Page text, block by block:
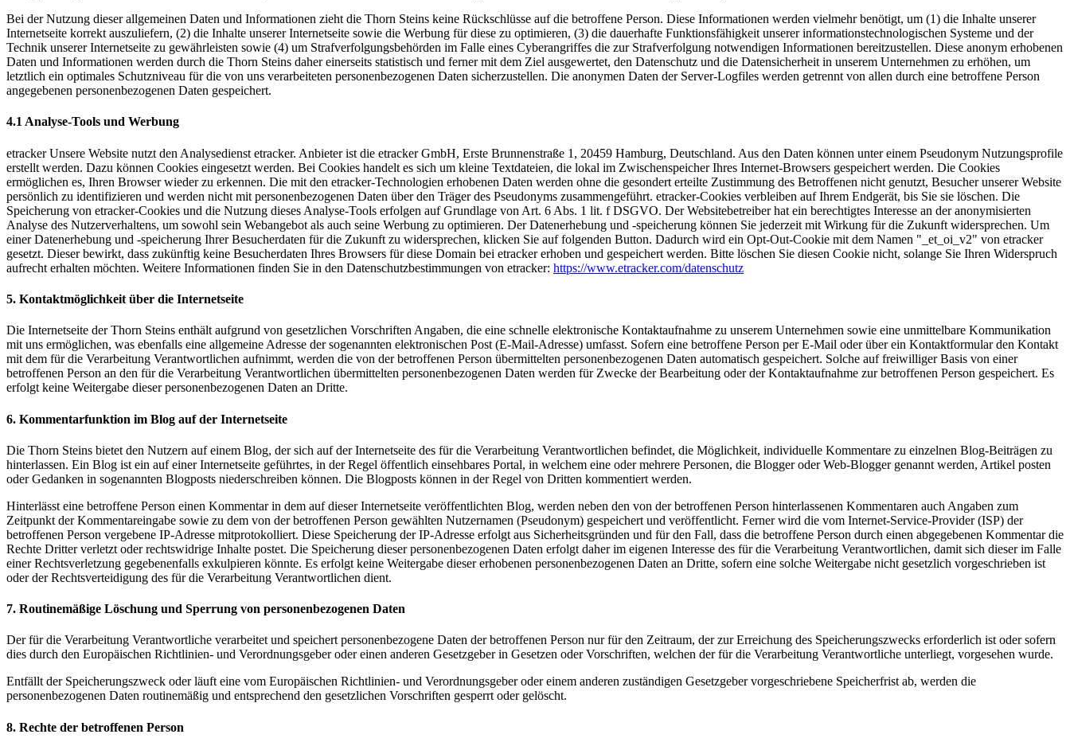
Bei der Nutzung dieser allgemeinen Daten und Informationen zieht die Thorn Steins keine Rückschlüsse auf die betroffene Person. Diese Informationen werden vielmehr benötigt, um (1) die Inhalte unserer
Internetseite korrekt auszuliefern, (2) die Inhalte unserer Internetseite sowie die Werbung für diese zu optimieren, (3) die dauerhafte Funktionsfähigkeit unserer informationstechnologischen Systeme und der
Technik unserer Internetseite zu gewährleisten sowie (4) um Strafverfolgungsbehörden im Falle eines Cyberangriffes die zur Strafverfolgung notwendigen Informationen bereitzustellen. Diese anonym erhobenen
Daten und Informationen werden durch die Thorn Steins daher einerseits statistisch und ferner mit dem Ziel ausgewertet, den Datenschutz und die Datensicherheit in unserem Unternehmen zu erhöhen, um
letztlich ein optimales Schutzniveau für die von uns verarbeiteten personenbezogenen Daten sicherzustellen. Die anonymen Daten der Server-Logfiles werden getrennt von allen durch eine betroffene Person
angegebenen personenbezogenen Daten gespeichert.
4.1 Analyse-Tools und Werbung
etracker Unsere Website nutzt den Analysedienst etracker. Anbieter ist die etracker GmbH, Erste Brunnenstraße 1, 20459 Hamburg, Deutschland. Aus den Daten können unter einem Pseudonym Nutzungsprofile
erstellt werden. Dazu können Cookies eingesetzt werden. Bei Cookies handelt es sich um kleine Textdateien, die lokal im Zwischenspeicher Ihres Internet-Browsers gespeichert werden. Die Cookies
ermöglichen es, Ihren Browser wieder zu erkennen. Die mit den etracker-Technologien erhobenen Daten werden ohne die gesondert erteilte Zustimmung des Betroffenen nicht genutzt, Besucher unserer Website
persönlich zu identifizieren und werden nicht mit personenbezogenen Daten über den Träger des Pseudonyms zusammengeführt. etracker-Cookies verbleiben auf Ihrem Endgerät, bis Sie sie löschen. Die
Speicherung von etracker-Cookies und die Nutzung dieses Analyse-Tools erfolgen auf Grundlage von Art. 6 Abs. 1 lit. f DSGVO. Der Websitebetreiber hat ein berechtigtes Interesse an der anonymisierten
Analyse des Nutzerverhaltens, um sowohl sein Webangebot als auch seine Werbung zu optimieren. Der Datenerhebung und -speicherung können Sie jederzeit mit Wirkung für die Zukunft widersprechen. Um
einer Datenerhebung und -speicherung Ihrer Besucherdaten für die Zukunft zu widersprechen, klicken Sie auf folgenden Button. Dadurch wird ein Opt-Out-Cookie mit dem Namen "_et_oi_v2" von etracker
gesetzt. Dieser bewirkt, dass zukünftig keine Besucherdaten Ihres Browsers für diese Domain bei etracker erhoben und gespeichert werden. Bitte löschen Sie diesen Cookie nicht, solange Sie Ihren Widerspruch
aufrecht erhalten möchten. Weitere Informationen finden Sie in den Datenschutzbestimmungen von etracker: https://www.etracker.com/datenschutz
5. Kontaktmöglichkeit über die Internetseite
Die Internetseite der Thorn Steins enthält aufgrund von gesetzlichen Vorschriften Angaben, die eine schnelle elektronische Kontaktaufnahme zu unserem Unternehmen sowie eine unmittelbare Kommunikation
mit uns ermöglichen, was ebenfalls eine allgemeine Adresse der sogenannten elektronischen Post (E-Mail-Adresse) umfasst. Sofern eine betroffene Person per E-Mail oder über ein Kontaktformular den Kontakt
mit dem für die Verarbeitung Verantwortlichen aufnimmt, werden die von der betroffenen Person übermittelten personenbezogenen Daten automatisch gespeichert. Solche auf freiwilliger Basis von einer
betroffenen Person an den für die Verarbeitung Verantwortlichen übermittelten personenbezogenen Daten werden für Zwecke der Bearbeitung oder der Kontaktaufnahme zur betroffenen Person gespeichert. Es
erfolgt keine Weitergabe dieser personenbezogenen Daten an Dritte.
6. Kommentarfunktion im Blog auf der Internetseite
Die Thorn Steins bietet den Nutzern auf einem Blog, der sich auf der Internetseite des für die Verarbeitung Verantwortlichen befindet, die Möglichkeit, individuelle Kommentare zu einzelnen Blog-Beiträgen zu
hinterlassen. Ein Blog ist ein auf einer Internetseite geführtes, in der Regel öffentlich einsehbares Portal, in welchem eine oder mehrere Personen, die Blogger oder Web-Blogger genannt werden, Artikel posten
oder Gedanken in sogenannten Blogposts niederschreiben können. Die Blogposts können in der Regel von Dritten kommentiert werden.
Hinterlässt eine betroffene Person einen Kommentar in dem auf dieser Internetseite veröffentlichten Blog, werden neben den von der betroffenen Person hinterlassenen Kommentaren auch Angaben zum
Zeitpunkt der Kommentareingabe sowie zu dem von der betroffenen Person gewählten Nutzernamen (Pseudonym) gespeichert und veröffentlicht. Ferner wird die vom Internet-Service-Provider (ISP) der
betroffenen Person vergebene IP-Adresse mitprotokolliert. Diese Speicherung der IP-Adresse erfolgt aus Sicherheitsgründen und für den Fall, dass die betroffene Person durch einen abgegebenen Kommentar die
Rechte Dritter verletzt oder rechtswidrige Inhalte postet. Die Speicherung dieser personenbezogenen Daten erfolgt daher im eigenen Interesse des für die Verarbeitung Verantwortlichen, damit sich dieser im Falle
einer Rechtsverletzung gegebenenfalls exkulpieren könnte. Es erfolgt keine Weitergabe dieser erhobenen personenbezogenen Daten an Dritte, sofern eine solche Weitergabe nicht gesetzlich vorgeschrieben ist
oder der Rechtsverteidigung des für die Verarbeitung Verantwortlichen dient.
7. Routinemäßige Löschung und Sperrung von personenbezogenen Daten
Der für die Verarbeitung Verantwortliche verarbeitet und speichert personenbezogene Daten der betroffenen Person nur für den Zeitraum, der zur Erreichung des Speicherungszwecks erforderlich ist oder sofern
dies durch den Europäischen Richtlinien- und Verordnungsgeber oder einen anderen Gesetzgeber in Gesetzen oder Vorschriften, welchen der für die Verarbeitung Verantwortliche unterliegt, vorgesehen wurde.
Entfällt der Speicherungszweck oder läuft eine vom Europäischen Richtlinien- und Verordnungsgeber oder einem anderen zuständigen Gesetzgeber vorgeschriebene Speicherfrist ab, werden die
personenbezogenen Daten routinemäßig und entsprechend den gesetzlichen Vorschriften gesperrt oder gelöscht.
8. Rechte der betroffenen Person